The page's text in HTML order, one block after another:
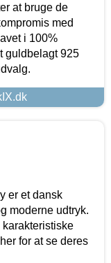
at bruge de
med
i 100%
guldbelagt 925
er et dansk
moderne udtryk.
for at se deres